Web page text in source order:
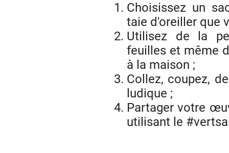
Choisissez un
taie d'oreiller que
Utilisez de la
feuilles et même
à la maison ;
Collez, coupez,
ludique ;
Partager votre
utilisant le